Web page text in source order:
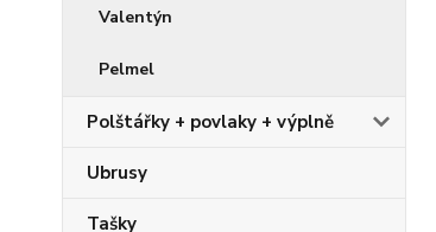
Valentýn
Pelmel
Polštářky + povlaky + výplně
Ubrusy
Tašky